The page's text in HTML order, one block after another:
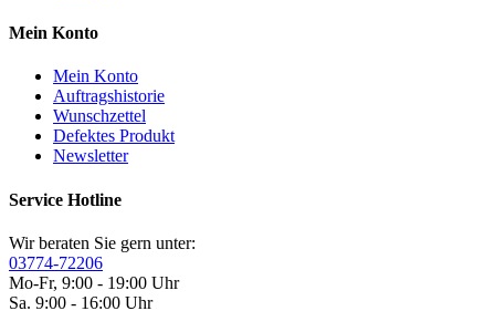
Mein Konto
Mein Konto
Auftragshistorie
Wunschzettel
Defektes Produkt
Newsletter
Service Hotline
Wir beraten Sie gern unter:
03774-72206
Mo-Fr, 9:00 - 19:00 Uhr
Sa. 9:00 - 16:00 Uhr